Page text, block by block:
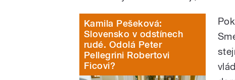
Kamila Pešeková:
Slovensko v odstínech
rudé. Odolá Peter
Pellegrini Robertovi
Ficovi?